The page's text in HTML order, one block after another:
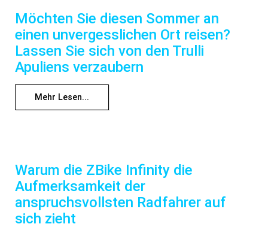
Möchten Sie diesen Sommer an
einen unvergesslichen Ort reisen?
Lassen Sie sich von den Trulli
Apuliens verzaubern
Mehr Lesen...
Warum die ZBike Infinity die
Aufmerksamkeit der
anspruchsvollsten Radfahrer auf
sich zieht